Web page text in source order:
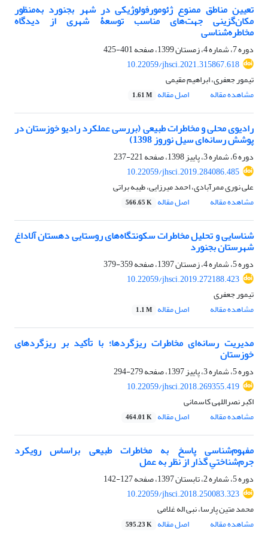
تعیین مناطق ممنوع ژئومورفولوژیکی در شهر بجنورد به‌منظور
مکان‌گزینی جهت‌های مناسب توسعۀ شهری از دیدگاه
مخاطره‌شناسی
دوره 7، شماره 4، زمستان 1399، صفحه
401-425
10.22059/jhsci.2021.315867.618
تیمور جعفری، ابراهیم مقیمی
مشاهده مقاله
اصل مقاله 1.61 M
رادیوی محلی و مخاطرات طبیعی (بررسی عملکرد رادیو خوزستان در
پوشش رسانه‌ای سیل نوروز 1398)
دوره 6، شماره 3، پاییز 1398، صفحه
221-237
10.22059/jhsci.2019.284086.485
علی نوری ممرآبادی، احمد میرزایی، طیبه براتی
مشاهده مقاله
اصل مقاله 566.65 K
شناسایی و تحلیل مخاطرات سکونتگاه‌های روستایی دهستان آلاداغ
شهرستان بجنورد
دوره 5، شماره 4، زمستان 1397، صفحه
359-379
10.22059/jhsci.2019.272188.423
تیمور جعفری
مشاهده مقاله
اصل مقاله 1.1 M
مدیریت رسانه‌ای مخاطرات ریزگردها؛ با تأکید بر ریزگردهای
خوزستان
دوره 5، شماره 3، پاییز 1397، صفحه
279-294
10.22059/jhsci.2018.269355.419
اکبر نصراللهی کاسمانی
مشاهده مقاله
اصل مقاله 464.01 K
مفهوم‌شناسی پاسخ به مخاطرات طبیعی براساس رویکرد
جرم‌شناختیِ گذار از نظر به عمل
دوره 5، شماره 2، تابستان 1397، صفحه
127-142
10.22059/jhsci.2018.250083.323
محمد متین پارسا، نبی اله غلامی
مشاهده مقاله
اصل مقاله 595.23 K